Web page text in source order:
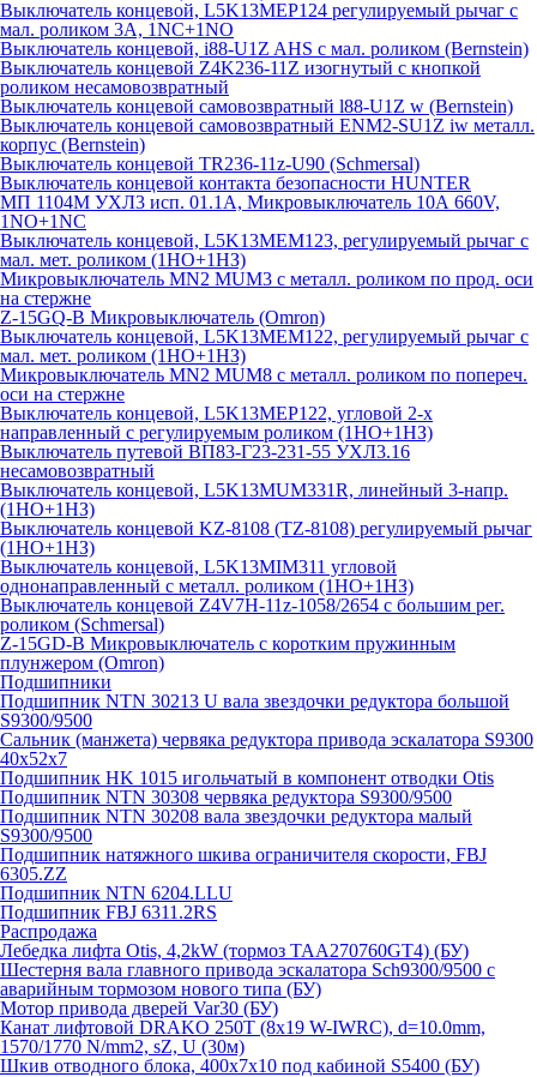
Выключатель концевой, L5K13MEP124 регулируемый рычаг с
мал. роликом 3А, 1NC+1NO
Выключатель концевой, i88-U1Z AHS с мал. роликом (Bernstein)
Выключатель концевой Z4K236-11Z изогнутый с кнопкой
роликом несамовозвратный
Выключатель концевой самовозвратный l88-U1Z w (Bernstein)
Выключатель концевой самовозвратный ENM2-SU1Z iw металл.
корпус (Bernstein)
Выключатель концевой TR236-11z-U90 (Schmersal)
Выключатель концевой контакта безопасности HUNTER
МП 1104М УХЛ3 исп. 01.1А, Микровыключатель 10А 660V,
1NO+1NC
Выключатель концевой, L5K13MEM123, регулируемый рычаг с
мал. мет. роликом (1НО+1НЗ)
Микровыключатель MN2 MUM3 с металл. роликом по прод. оси
на стержне
Z-15GQ-B Микровыключатель (Omron)
Выключатель концевой, L5K13MEM122, регулируемый рычаг с
мал. мет. роликом (1НО+1НЗ)
Микровыключатель MN2 MUM8 с металл. роликом по попереч.
оси на стержне
Выключатель концевой, L5K13MEP122, угловой 2-х
направленный с регулируемым роликом (1НО+1НЗ)
Выключатель путевой ВП83-Г23-231-55 УХЛ3.16
несамовозвратный
Выключатель концевой, L5K13MUM331R, линейный 3-напр.
(1НО+1НЗ)
Выключатель концевой KZ-8108 (TZ-8108) регулируемый рычаг
(1НО+1НЗ)
Выключатель концевой, L5K13MIM311 угловой
однонаправленный с металл. роликом (1НО+1НЗ)
Выключатель концевой Z4V7H-11z-1058/2654 с большим рег.
роликом (Schmersal)
Z-15GD-B Микровыключатель с коротким пружинным
плунжером (Omron)
Подшипники
Подшипник NTN 30213 U вала звездочки редуктора большой
S9300/9500
Сальник (манжета) червяка редуктора привода эскалатора S9300
40х52х7
Подшипник HK 1015 игольчатый в компонент отводки Otis
Подшипник NTN 30308 червяка редуктора S9300/9500
Подшипник NTN 30208 вала звездочки редуктора малый
S9300/9500
Подшипник натяжного шкива ограничителя скорости, FBJ
6305.ZZ
Подшипник NTN 6204.LLU
Подшипник FBJ 6311.2RS
Распродажа
Лебедка лифта Otis, 4,2kW (тормоз TAA270760GT4) (БУ)
Шестерня вала главного привода эскалатора Sch9300/9500 с
аварийным тормозом нового типа (БУ)
Мотор привода дверей Var30 (БУ)
Канат лифтовой DRAKO 250T (8x19 W-IWRC), d=10.0mm,
1570/1770 N/mm2, sZ, U (30м)
Шкив отводного блока, 400х7х10 под кабиной S5400 (БУ)